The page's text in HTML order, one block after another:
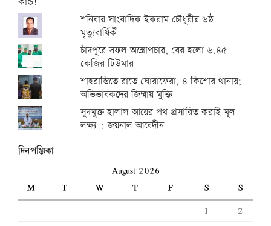
শনিবার সাংবাদিক ইকরাম চৌধুরীর ৬ষ্ঠ
মৃত্যুবার্ষিকী
চাঁদপুরে সফল অস্ত্রোপচার, বের হলো ৬.৪৫
কেজির টিউমার
শাহরাস্তিতে রাতে ঘোরাফেরা, ৪ কিশোর থানায়;
অভিভাবকদের জিম্মায় মুক্তি
সুদমুক্ত হালাল আয়ের পথ প্রসারিত করাই মূল
লক্ষ্য : জয়নাল আবেদীন
দিনপঞ্জিকা
August 2026
M
T W T F S
S
1
2